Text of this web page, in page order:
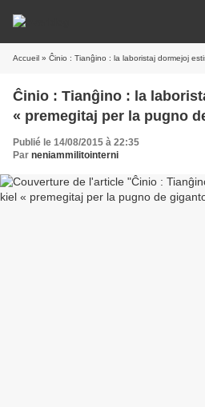
Accueil » Ĉinio : Tianĝino : la laboristaj dormejoj estis
Ĉinio : Tianĝino : la
« premegitaj per la pugno
Publié le 14/08/2015 à 22:35
Par neniammilitointerni